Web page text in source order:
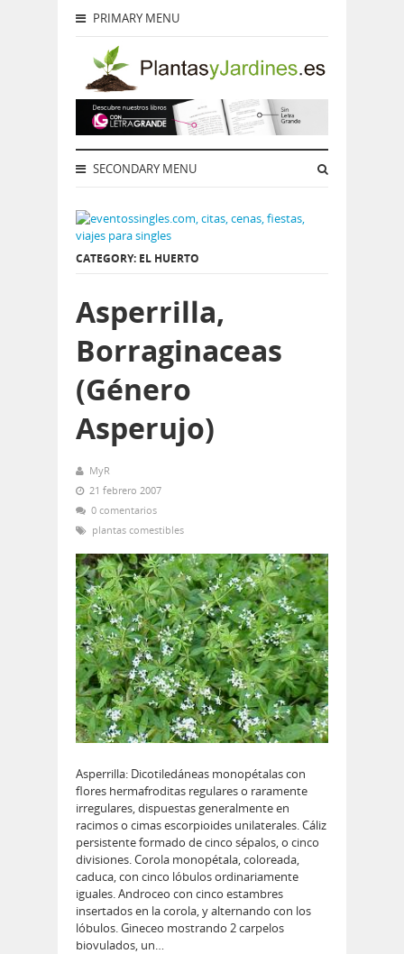
PRIMARY MENU
SECONDARY MENU
CATEGORY: EL HUERTO
Asperrilla,
Borraginaceas
(Género
Asperujo)
MyR
21 febrero 2007
0 comentarios
plantas comestibles
Asperrilla: Dicotiledáneas monopétalas con
flores hermafroditas regulares o raramente
irregulares, dispuestas generalmente en
racimos o cimas escorpioides unilaterales. Cáliz
persistente formado de cinco sépalos, o cinco
divisiones. Corola monopétala, coloreada,
caduca, con cinco lóbulos ordinariamente
iguales. Androceo con cinco estambres
insertados en la corola, y alternando con los
lóbulos. Gineceo mostrando 2 carpelos
biovulados, un…